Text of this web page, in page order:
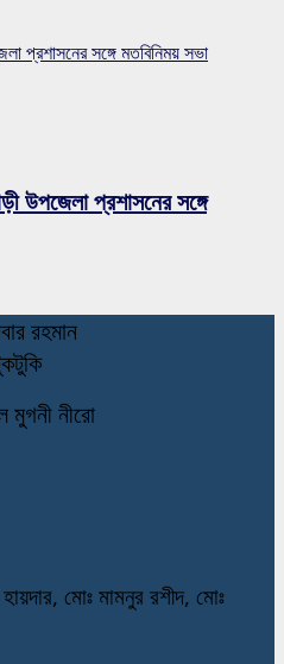
প্রশাসনের সঙ্গে মতবিনিময় সভা
উপজেলা প্রশাসনের সঙ্গে
রহমান
মুগনী নীরো
মোঃ মামনুর রশীদ, মোঃ